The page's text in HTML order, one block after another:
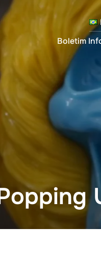
Boletim